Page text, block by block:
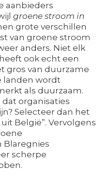
aanbieders
groene stroom in
grote verschillen
van groene stroom
anders. Niet elk
ook echt een
gros van duurzame
landen wordt
als duurzaam.
organisaties
Selecteer dan het
België”. Vervolgens
Blaregnies
scherpe